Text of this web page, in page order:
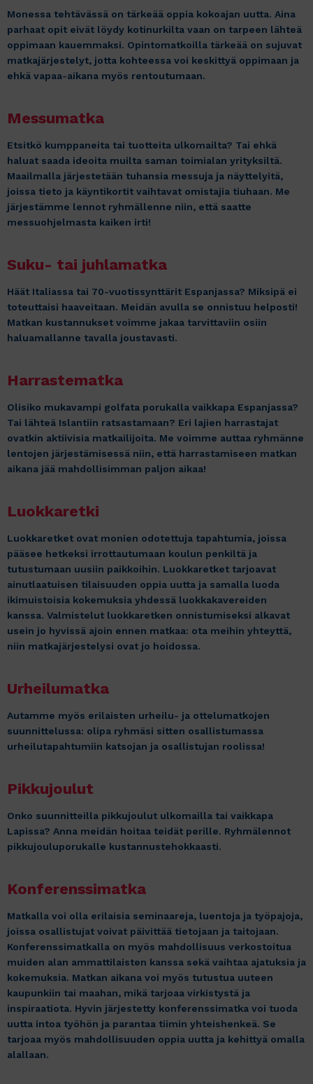
Monessa tehtävässä on tärkeää oppia kokoajan uutta. Aina
parhaat opit eivät löydy kotinurkilta vaan on tarpeen lähteä
oppimaan kauemmaksi. Opintomatkoilla tärkeää on sujuvat
matkajärjestelyt, jotta kohteessa voi keskittyä oppimaan ja
ehkä vapaa-aikana myös rentoutumaan.
Messumatka
Etsitkö kumppaneita tai tuotteita ulkomailta? Tai ehkä
haluat saada ideoita muilta saman toimialan yrityksiltä.
Maailmalla järjestetään tuhansia messuja ja näyttelyitä,
joissa tieto ja käyntikortit vaihtavat omistajia tiuhaan. Me
järjestämme lennot ryhmällenne niin, että saatte
messuohjelmasta kaiken irti!
Suku- tai juhlamatka
Häät Italiassa tai 70-vuotissynttärit Espanjassa? Miksipä ei
toteuttaisi haaveitaan. Meidän avulla se onnistuu helposti!
Matkan kustannukset voimme jakaa tarvittaviin osiin
haluamallanne tavalla joustavasti.
Harrastematka
Olisiko mukavampi golfata porukalla vaikkapa Espanjassa?
Tai lähteä Islantiin ratsastamaan? Eri lajien harrastajat
ovatkin aktiivisia matkailijoita. Me voimme auttaa ryhmänne
lentojen järjestämisessä niin, että harrastamiseen matkan
aikana jää mahdollisimman paljon aikaa!
Luokkaretki
Luokkaretket ovat monien odotettuja tapahtumia, joissa
pääsee hetkeksi irrottautumaan koulun penkiltä ja
tutustumaan uusiin paikkoihin. Luokkaretket tarjoavat
ainutlaatuisen tilaisuuden oppia uutta ja samalla luoda
ikimuistoisia kokemuksia yhdessä luokkakavereiden
kanssa. Valmistelut luokkaretken onnistumiseksi alkavat
usein jo hyvissä ajoin ennen matkaa: ota meihin yhteyttä,
niin matkajärjestelysi ovat jo hoidossa.
Urheilumatka
Autamme myös erilaisten urheilu- ja ottelumatkojen
suunnittelussa: olipa ryhmäsi sitten osallistumassa
urheilutapahtumiin katsojan ja osallistujan roolissa!
Pikkujoulut
Onko suunnitteilla pikkujoulut ulkomailla tai vaikkapa
Lapissa? Anna meidän hoitaa teidät perille. Ryhmälennot
pikkujouluporukalle kustannustehokkaasti.
Konferenssimatka
Matkalla voi olla erilaisia seminaareja, luentoja ja työpajoja,
joissa osallistujat voivat päivittää tietojaan ja taitojaan.
Konferenssimatkalla on myös mahdollisuus verkostoitua
muiden alan ammattilaisten kanssa sekä vaihtaa ajatuksia ja
kokemuksia. Matkan aikana voi myös tutustua uuteen
kaupunkiin tai maahan, mikä tarjoaa virkistystä ja
inspiraatiota. Hyvin järjestetty konferenssimatka voi tuoda
uutta intoa työhön ja parantaa tiimin yhteishenkeä. Se
tarjoaa myös mahdollisuuden oppia uutta ja kehittyä omalla
alallaan.